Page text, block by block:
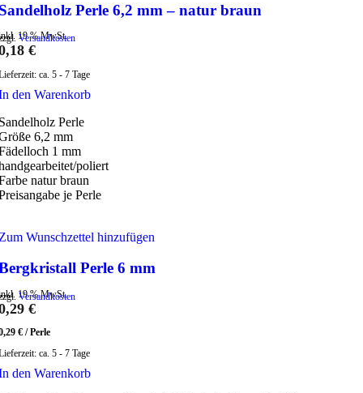
Perle 6,2 mm – natur braun
19 % MwSt.
Versandkosten
€
ca. 5 - 7 Tage
den Warenkorb
Perle
6,2 mm
1 mm
poliert
natur braun
je Perle
Wunschzettel hinzufügen
Perle 6 mm
19 % MwSt.
Versandkosten
€
€ /Perle
ca. 5 - 7 Tage
den Warenkorb